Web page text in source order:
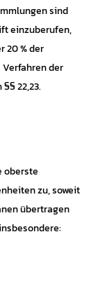
sind
einzuberufen,
20 % der
der
22,23.
oberste
zu, soweit
übertragen